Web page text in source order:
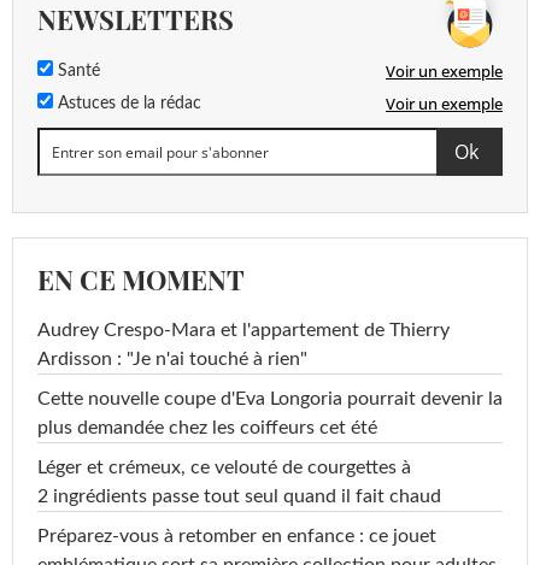
NEWSLETTERS
Santé Voir un exemple
Astuces de la rédac Voir un exemple
EN CE MOMENT
Audrey Crespo-Mara et l'appartement de Thierry
Ardisson : "Je n'ai touché à rien"
Cette nouvelle coupe d'Eva Longoria pourrait devenir la
plus demandée chez les coiffeurs cet été
Léger et crémeux, ce velouté de courgettes à
2 ingrédients passe tout seul quand il fait chaud
Préparez-vous à retomber en enfance : ce jouet